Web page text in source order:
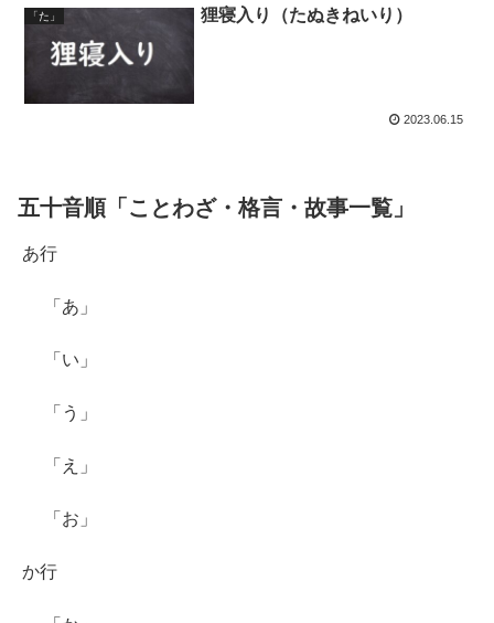
「た」 狸寝入り（たぬきねいり）
2023.06.15
五十音順「ことわざ・格言・故事一覧」
あ行
「あ」
「い」
「う」
「え」
「お」
か行